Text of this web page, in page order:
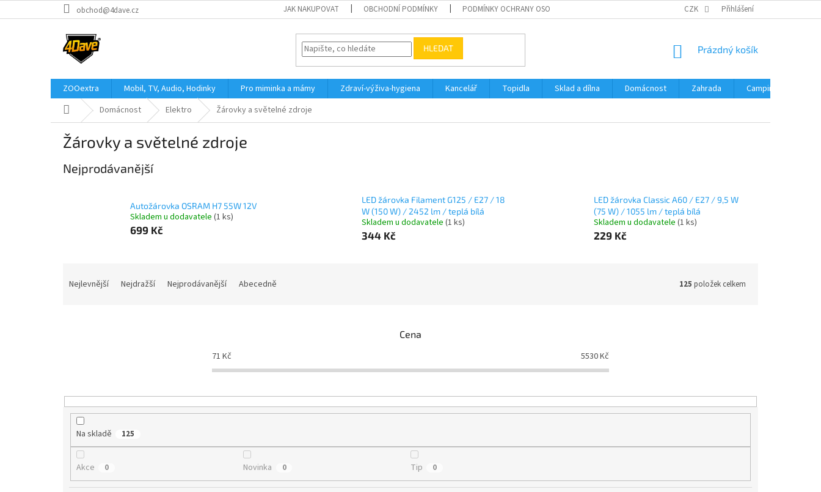
na
obchod@4dave.cz JAK NAKUPOVAT OBCHODNÍ PODMÍNKY PODMÍNKY OCHRANY OSOBNÍCH ÚDAJŮ CZK Přihlášení
HLEDAT
NÁKUPNÍ
Prázdný košík
ZOOextra Mobil, TV, Audio, Hodinky Pro miminka a mámy Zdraví-výživa-hygiena Kancelář Topidla Sklad a dílna Domácnost Zahrada Camping
Domů Domácnost Elektro Žárovky a světelné zdroje
Žárovky a světelné zdroje
Nejprodávanější
Autožárovka OSRAM H7 55W 12V
Skladem u dodavatele (1 ks)
699 Kč
LED žárovka Filament G125 / E27 / 18
W (150 W) / 2452 lm / teplá bílá
Skladem u dodavatele(1 ks)
344 Kč
LED žárovka Classic A60 / E27 / 9,5 W
(75 W) / 1055 lm / teplá bílá
Skladem u dodavatele (1 ks)
229 Kč
u
Nejlevnější Nejdražší Nejprodávanější Abecedně 125 položek celkem
Cena
71 Kč 5530Kč
Na skladě 125
Akce 0 Novinka 0 Tip 0